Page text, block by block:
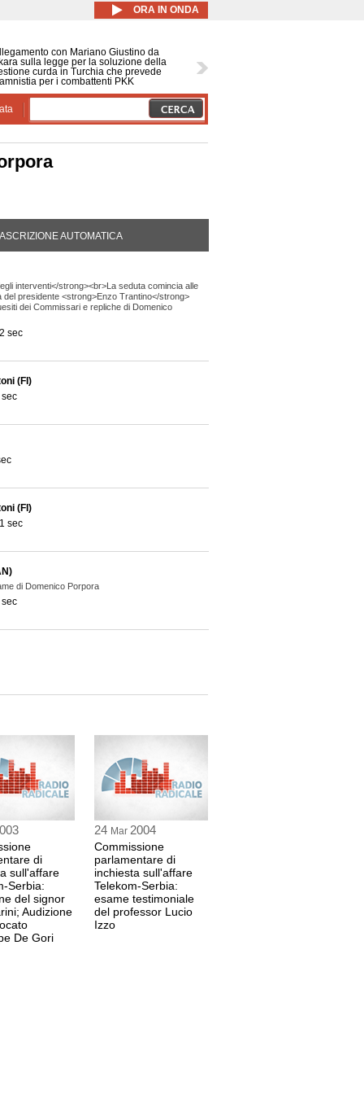
ORA IN ONDA
con Mariano Giustino da
sulla legge per la soluzione della
curda in Turchia che prevede
per i combattenti PKK
ATTIVA)AUTOMATICA
interventi</strong><br>La seduta comincia alle
del presidente <strong>Enzo Trantino</strong>
dei Commissari e repliche di Domenico
sec
(FI)
(FI)
sec
di Domenico Porpora
Presidente in merito alla disciplina del segreto
sec
di
sull'affare
Serbia:
del signor
Audizione
De Gori
24 Mar 2004
Commissione
parlamentare di
inchiesta sull'affare
Telekom-Serbia:
esame testimoniale
del professor Lucio
Izzo